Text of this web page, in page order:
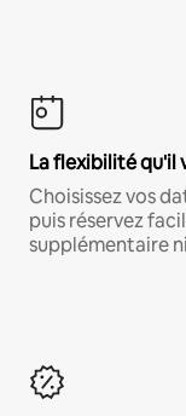
La flexibilité qu'il
Choisissez vos
puis réservez
supplémentaire